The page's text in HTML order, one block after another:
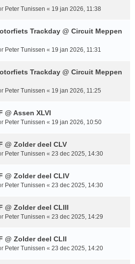
Peter Tunissen « 19 jan 2026, 11:38
Trackday @ Circuit Meppen
Peter Tunissen « 19 jan 2026, 11:31
Trackday @ Circuit Meppen
Peter Tunissen « 19 jan 2026, 11:25
@ Assen XLVI
Peter Tunissen « 19 jan 2026, 10:50
@ Zolder deel CLV
Peter Tunissen « 23 dec 2025, 14:30
@ Zolder deel CLIV
Peter Tunissen « 23 dec 2025, 14:30
@ Zolder deel CLIII
Peter Tunissen « 23 dec 2025, 14:29
@ Zolder deel CLII
Peter Tunissen « 23 dec 2025, 14:20